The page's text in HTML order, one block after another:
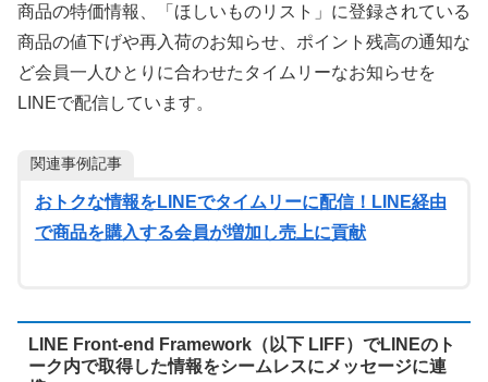
商品の特価情報、「ほしいものリスト」に登録されている
商品の値下げや再入荷のお知らせ、ポイント残高の通知な
ど会員一人ひとりに合わせたタイムリーなお知らせを
LINEで配信しています。
関連事例記事
おトクな情報をLINEでタイムリーに配信！LINE経由
で商品を購入する会員が増加し売上に貢献
LINE Front-end Framework（以下 LIFF）でLINEのト
ーク内で取得した情報をシームレスにメッセージに連